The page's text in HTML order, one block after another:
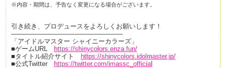
※内容・期間は、予告なく変更になる場合がございます。
引き続き、プロデュースをよろしくお願いします！
—————————————————
「アイドルマスター シャイニーカラーズ」
■ゲームURL https://shinycolors.enza.fun/
■タイトル紹介サイト https://shinycolors.idolmaster.jp/
■公式Twitter https://twitter.com/imassc_official